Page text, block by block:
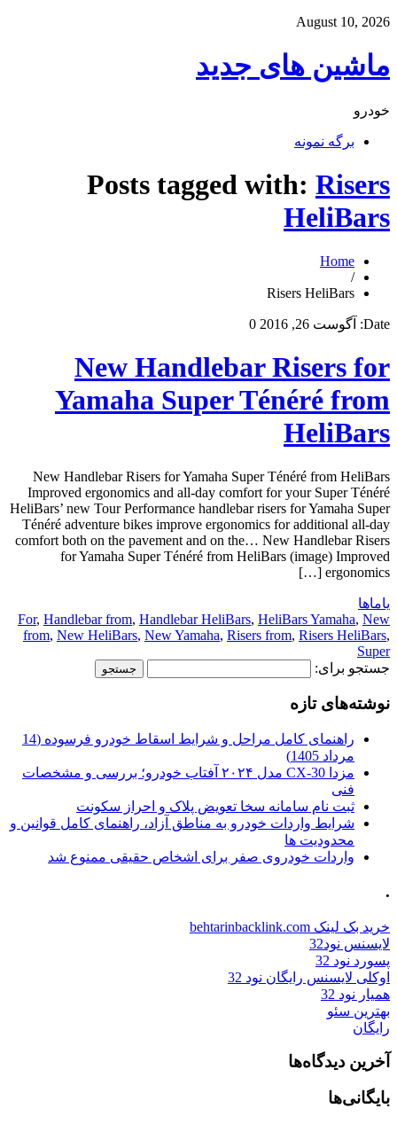
August 10, 2026
ماشین های جدید
خودرو
برگه نمونه
Posts tagged with: Risers
HeliBars
Home
/
Risers HeliBars
Date: آگوست 26, 2016 0
New Handlebar Risers for
Yamaha Super Ténéré from
HeliBars
New Handlebar Risers for Yamaha Super Ténéré from HeliBars
Improved ergonomics and all-day comfort for your Super Ténéré
HeliBars’ new Tour Performance handlebar risers for Yamaha Super
Ténéré adventure bikes improve ergonomics for additional all-day
comfort both on the pavement and on the… New Handlebar Risers
for Yamaha Super Ténéré from HeliBars (image) Improved
ergonomics […]
یاماها
For, Handlebar from, Handlebar HeliBars, HeliBars Yamaha, New
from, New HeliBars, New Yamaha, Risers from, Risers HeliBars,
Super
جستجو برای:
نوشته‌های تازه
راهنمای کامل مراحل و شرایط اسقاط خودرو فرسوده (14
مرداد 1405)
مزدا CX-30 مدل ۲۰۲۴ آفتاب خودرو؛ بررسی و مشخصات
فنی
ثبت نام سامانه سخا تعویض پلاک و احراز سکونت
شرایط واردات خودرو به مناطق آزاد، راهنمای کامل قوانین و
محدودیت ها
واردات خودروی صفر برای اشخاص حقیقی ممنوع شد
.
خرید بک لینک behtarinbacklink.com
لایسنس نود32
پسورد نود 32
اوکلی لایسنس رایگان نود 32
همیار نود 32
بهترین سئو
رایگان
آخرین دیدگاه‌ها
بایگانی‌ها